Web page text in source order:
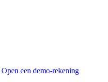
Open een demo-rekening